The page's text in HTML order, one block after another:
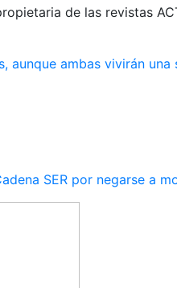
de las revistas
aunque ambas vivirán
SER por negarse a